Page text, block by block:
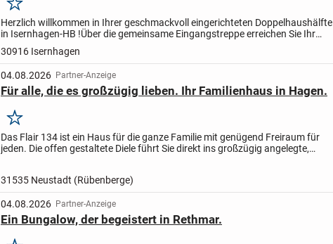
Merken
Herzlich willkommen in Ihrer geschmackvoll eingerichteten Doppelhaushälfte
in Isernhagen-HB !Über die gemeinsame Eingangstreppe erreichen Sie Ihr
neues Zuhause. Sobald man das Haus betritt, empfängt...
30916 Isernhagen
04.08.2026 Partner-Anzeige
Für alle, die es großzügig lieben. Ihr Familienhaus in Hagen.
Merken
Das Flair 134 ist ein Haus für die ganze Familie mit genügend Freiraum für
jeden. Die offen gestaltete Diele führt Sie direkt ins großzügig angelegte,
31535 Neustadt (Rübenberge)
04.08.2026 Partner-Anzeige
Ein Bungalow, der begeistert in Rethmar.